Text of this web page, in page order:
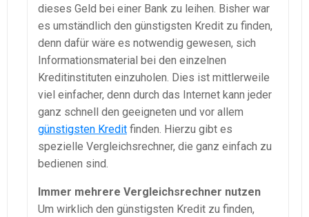
dieses Geld bei einer Bank zu leihen. Bisher war
es umständlich den günstigsten Kredit zu finden,
denn dafür wäre es notwendig gewesen, sich
Informationsmaterial bei den einzelnen
Kreditinstituten einzuholen. Dies ist mittlerweile
viel einfacher, denn durch das Internet kann jeder
ganz schnell den geeigneten und vor allem
günstigsten Kredit finden. Hierzu gibt es
spezielle Vergleichsrechner, die ganz einfach zu
bedienen sind.
Immer mehrere Vergleichsrechner nutzen
Um wirklich den günstigsten Kredit zu finden,